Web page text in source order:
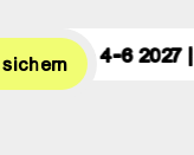
| 3 days for 129€